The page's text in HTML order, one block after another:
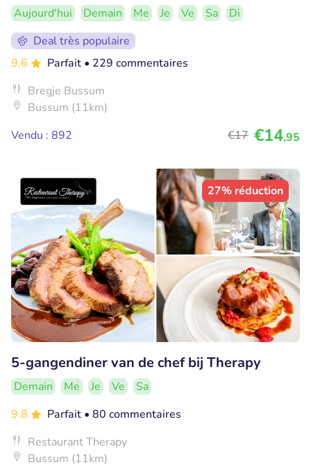
Aujourd'hui Demain Me Je Ve Sa
Di
Deal très populaire
9.6
Parfait • 229 commentaires
Bregje Bussum
Bussum (11km)
Vendu : 892
€17 €14,95
27% réduction
5-gangendiner van de chef bij Therapy
Demain Me Je Ve
Sa
9.8
Parfait • 80 commentaires
Restaurant Therapy
Bussum (11km)